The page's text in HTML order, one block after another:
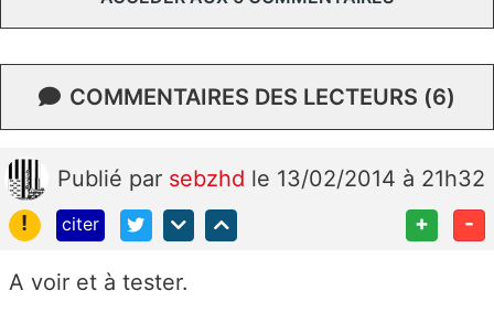
COMMENTAIRES DES LECTEURS (6)
Publié par sebzhd le 13/02/2014 à 21h32
!
citer + -
A voir et à tester.